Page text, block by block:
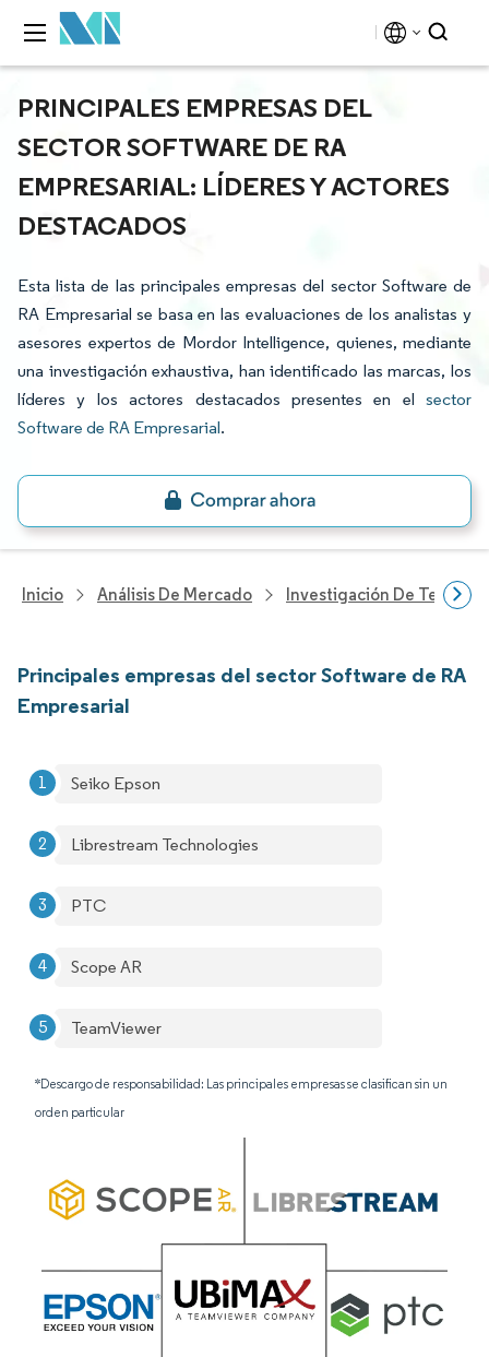
PRINCIPALES EMPRESAS DEL
SECTOR SOFTWARE DE RA
EMPRESARIAL: LÍDERES Y ACTORES
DESTACADOS
Esta lista de las principales empresas del sector Software de
RA Empresarial se basa en las evaluaciones de los analistas y
asesores expertos de Mordor Intelligence, quienes, mediante
una investigación exhaustiva, han identificado las marcas, los
líderes y los actores destacados presentes en el sector
Software de RA Empresarial.
Inicio Análisis De Mercado Investigación De
Principales empresas del sector Software de RA
Empresarial
Seiko Epson
Librestream Technologies
PTC
Scope AR
TeamViewer
*Descargo de responsabilidad: Las principales empresas se clasifican sin un
orden particular